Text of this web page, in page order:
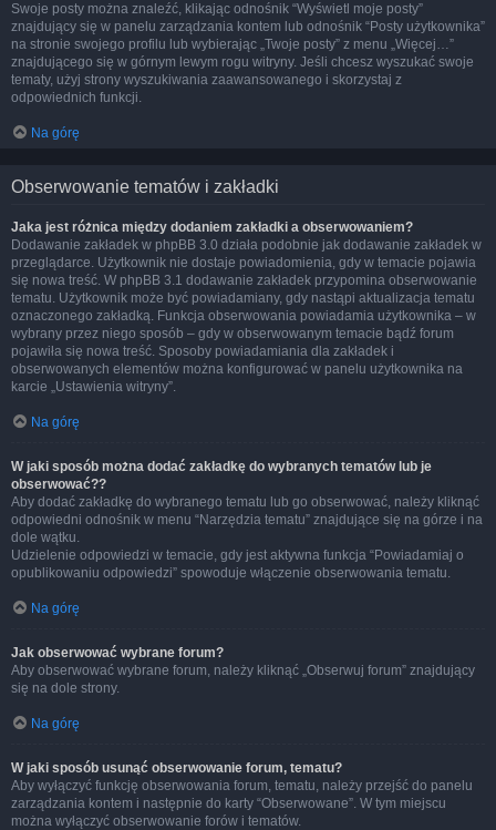
Swoje posty można znaleźć, klikając odnośnik “Wyświetl moje posty”
znajdujący się w panelu zarządzania kontem lub odnośnik “Posty użytkownika”
na stronie swojego profilu lub wybierając „Twoje posty” z menu „Więcej…”
znajdującego się w górnym lewym rogu witryny. Jeśli chcesz wyszukać swoje
tematy, użyj strony wyszukiwania zaawansowanego i skorzystaj z
odpowiednich funkcji.
Na górę
Obserwowanie tematów i zakładki
Jaka jest różnica między dodaniem zakładki a obserwowaniem?
Dodawanie zakładek w phpBB 3.0 działa podobnie jak dodawanie zakładek w
przeglądarce. Użytkownik nie dostaje powiadomienia, gdy w temacie pojawia
się nowa treść. W phpBB 3.1 dodawanie zakładek przypomina obserwowanie
tematu. Użytkownik może być powiadamiany, gdy nastąpi aktualizacja tematu
oznaczonego zakładką. Funkcja obserwowania powiadamia użytkownika – w
wybrany przez niego sposób – gdy w obserwowanym temacie bądź forum
pojawiła się nowa treść. Sposoby powiadamiania dla zakładek i
obserwowanych elementów można konfigurować w panelu użytkownika na
karcie „Ustawienia witryny”.
Na górę
W jaki sposób można dodać zakładkę do wybranych tematów lub je
obserwować??
Aby dodać zakładkę do wybranego tematu lub go obserwować, należy kliknąć
odpowiedni odnośnik w menu “Narzędzia tematu” znajdujące się na górze i na
dole wątku.
Udzielenie odpowiedzi w temacie, gdy jest aktywna funkcja “Powiadamiaj o
opublikowaniu odpowiedzi” spowoduje włączenie obserwowania tematu.
Na górę
Jak obserwować wybrane forum?
Aby obserwować wybrane forum, należy kliknąć „Obserwuj forum” znajdujący
się na dole strony.
Na górę
W jaki sposób usunąć obserwowanie forum, tematu?
Aby wyłączyć funkcję obserwowania forum, tematu, należy przejść do panelu
zarządzania kontem i następnie do karty “Obserwowane”. W tym miejscu
można wyłączyć obserwowanie forów i tematów.